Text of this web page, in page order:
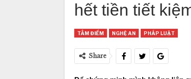
hết tiền tiết
TÂM ĐIỂM NGHỆ AN PHÁP LUẬT
Share